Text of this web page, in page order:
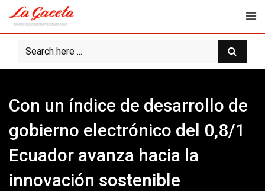
content
Con un índice de desarrollo de
gobierno electrónico del 0,8/1
Ecuador avanza hacia la
innovación sostenible